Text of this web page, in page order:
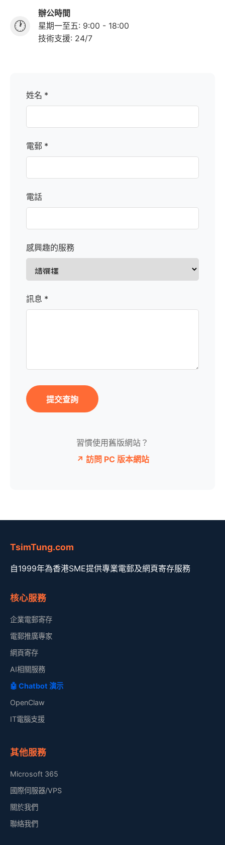
🕐
辦公時間
星期一至五: 9:00 - 18:00
技術支援: 24/7
姓名 *
電郵 *
電話
感興趣的服務
訊息 *
提交查詢
習慣使用舊版網站？
↗ 訪問 PC 版本網站
TsimTung.com
自1999年為香港SME提供專業電郵及網頁寄存服務
核心服務
企業電郵寄存
電郵推廣專家
網頁寄存
AI相關服務
🤖 Chatbot 演示
OpenClaw
IT電腦支援
其他服務
Microsoft 365
國際伺服器/VPS
關於我們
聯絡我們